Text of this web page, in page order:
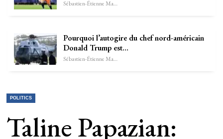
Sébastien-Étienne Marechal
Pourquoi l’autogire du chef nord-américain
Donald Trump est…
Sébastien-Étienne Marechal
POLITICS
Taline Papazian: